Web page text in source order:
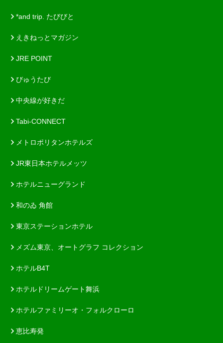
*and trip. たびびと
えきねっとマガジン
JRE POINT
びゅうたび
中央線が好きだ
Tabi-CONNECT
メトロポリタンホテルズ
JR東日本ホテルメッツ
ホテルニューグランド
和のゐ 角館
東京ステーションホテル
メズム東京、オートグラフ コレクション
ホテルB4T
ホテルドリームゲート舞浜
ホテルファミリーオ・フォルクローロ
恵比寿発